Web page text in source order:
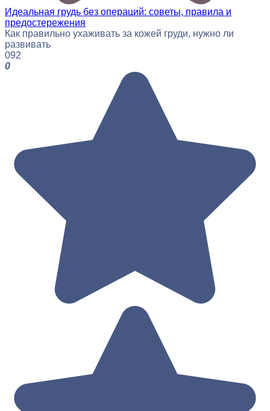
Идеальная грудь без операций: советы, правила и
предостережения
Как правильно ухаживать за кожей груди, нужно ли
развивать
092
0